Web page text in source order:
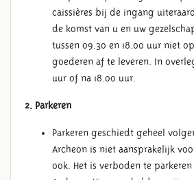
caissières bij de ingang
de komst van u en uw
tussen 09.30 en 18.00 uur niet
goederen af te leveren. In
uur of na 18.00 uur.
2. Parkeren
Parkeren geschiedt geheel
Archeon is niet aansprakelijk
ook. Het is verboden te